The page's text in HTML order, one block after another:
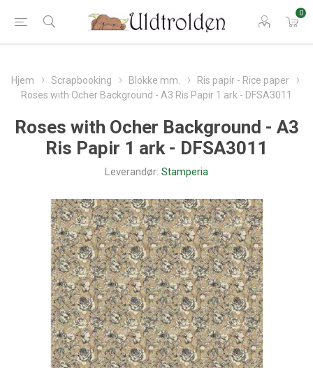
0
Hjem Scrapbooking Blokke mm.
Ris papir - Rice paper
Roses with Ocher Background - A3 Ris Papir 1 ark - DFSA3011
Roses with Ocher Background - A3
Ris Papir 1 ark - DFSA3011
Leverandør: Stamperia